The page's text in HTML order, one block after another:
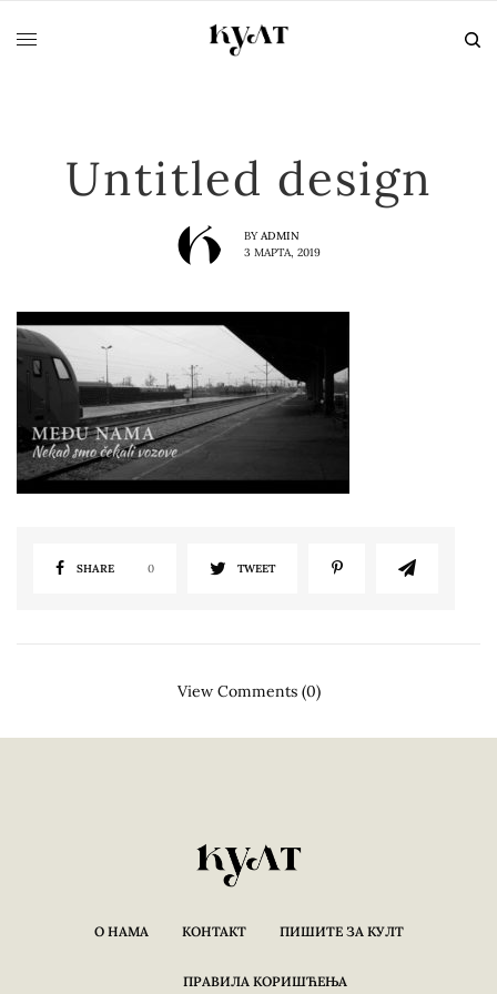
Untitled design
BY ADMIN
3 МАРТА, 2019
SHARE 0 TWEET
View Comments (0)
О НАМА КОНТАКТ ПИШИТЕ ЗА КУЛТ
ПРАВИЛА КОРИШЋЕЊА